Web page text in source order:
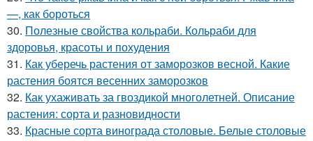
—, как бороться
30. Полезные свойства кольраби. Кольраби для
здоровья, красоты и похудения
31. Как уберечь растения от заморозков весной. Какие
растения боятся весенних заморозков
32. Как ухаживать за гвоздикой многолетней. Описание
растения: сорта и разновидности
33. Красные сорта винограда столовые. Белые столовые